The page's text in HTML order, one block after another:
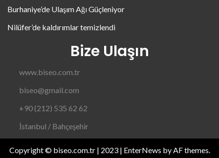
Burhaniye’de Ulaşım Ağı Güçleniyor
Nilüfer’de kaldırımlar temizlendi
Bize Ulaşın
www.biseo.com.tr
biseo@gmail.com
+90 (212) 535 62 62
İstanbul / Bahçeşehir
Copyright © biseo.com.tr | 2023 | EnterNews by AF themes.